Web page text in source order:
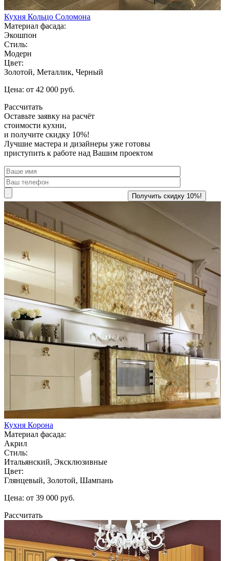
Кухня Кольцо Соломона
Материал фасада:
Экошпон
Стиль:
Модерн
Цвет:
Золотой, Металлик, Черный
Цена: от 42 000 руб.
Рассчитать
Оставьте заявку на расчёт
стоимости кухни,
и получите скидку 10%!
Лучшие мастера и дизайнеры уже готовы
приступить к работе над Вашим проектом
Кухня Корона
Материал фасада:
Акрил
Стиль:
Итальянский, Эксклюзивные
Цвет:
Глянцевый, Золотой, Шампань
Цена: от 39 000 руб.
Рассчитать